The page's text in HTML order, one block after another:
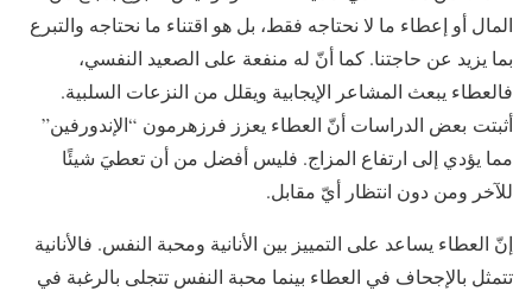
المال أو إعطاء ما لا نحتاجه فقط، بل هو اقتناء ما نحتاجه والتبرع
بما يزيد عن حاجتنا. كما أنّ له منفعة على الصعيد النفسي،
فالعطاء يبعث المشاعر الإيجابية ويقلل من النزعات السلبية.
أثبتت بعض الدراسات أنّ العطاء يعزز فرزهرمون “الإندورفين”
مما يؤدي إلى ارتفاع المزاج. فليس أفضل من أن تعطيَ شيئًا
للآخر ومن دون انتظار أيّ مقابل.
إنّ العطاء يساعد على التمييز بين الأنانية ومحبة النفس. فالأنانية
تتمثل بالإجحاف في العطاء بينما محبة النفس تتجلى بالرغبة في